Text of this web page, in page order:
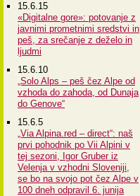
15.6.15
«Digitalne gore»: potovanje z
javnimi prometnimi sredstvi in
peš, za srečanje z deželo in
ljudmi
15.6.10
„Solo Alps – peš čez Alpe od
vzhoda do zahoda, od Dunaja
do Genove“
15.6.5
„Via Alpina.red – direct“: naš
prvi pohodnik po Vii Alpini v
tej sezoni, Igor Gruber iz
Velenja v vzhodni Sloveniji,
se bo na svojo pot čez Alpe v
100 dneh odpravil 6. junija